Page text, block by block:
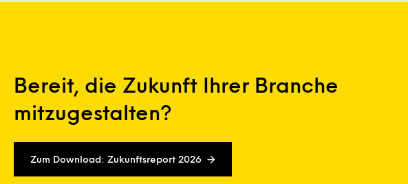
Bereit, die Zukunft Ihrer Branche
mitzugestalten?
Zum Download: Zukunftsreport 2026